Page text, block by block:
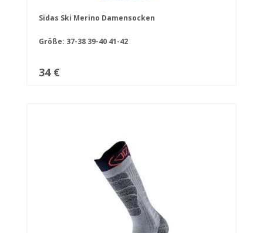
Sidas Ski Merino Damensocken
Größe: 37-38 39-40 41-42
34 €